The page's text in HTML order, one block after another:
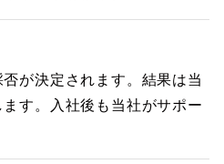
が決定されます。結果は当
す。入社後も当社がサポー